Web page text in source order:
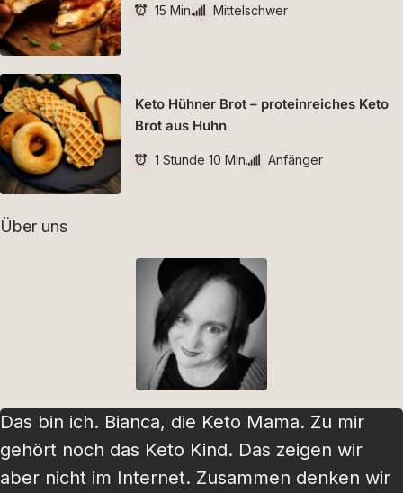
15 Min. Mittelschwer
Keto Hühner Brot – proteinreiches Keto
Brot aus Huhn
1 Stunde 10 Min. Anfänger
Über uns
Das bin ich. Bianca, die Keto Mama. Zu mir
gehört noch das Keto Kind. Das zeigen wir
aber nicht im Internet. Zusammen denken wir